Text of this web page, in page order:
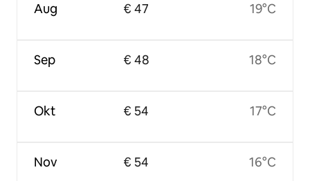
Aug
Sep
Okt
Nov
€ 47
€ 48
€ 54
€ 54
19°C
18°C
17°C
16°C